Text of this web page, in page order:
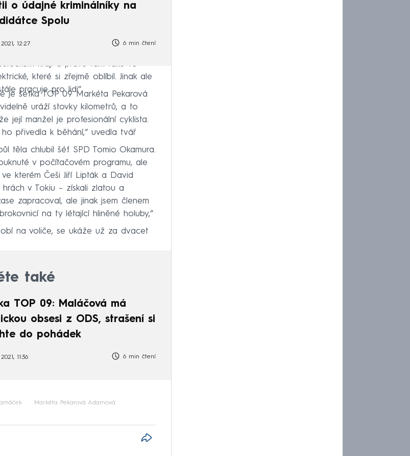
o údajné kriminálníky na
Spolu
12:27 6 min čtení
kraji a právě tam také ve
které si zřejmě oblíbil. Jinak ale
pracuje pro lidi“.
je šéfka TOP 09 Markéta Pekarová
uráží stovky kilometrů, a to
její manžel je profesionální cyklista.
přivedla k běhání,“ uvedla tvář
těla chlubil šéf SPD Tomio Okamura.
v počítačovém programu, ale
kterém Češi Jiří Lipták a David
v Tokiu – získali zlatou a
zapracoval, ale jinak jsem členem
na ty létající hliněné holuby,“
na voliče, se ukáže už za dvacet
také
TOP 09: Maláčová má
obsesi z ODS, strašení si
do pohádek
11:36 6 min čtení
Markéta Pekarová Adamová